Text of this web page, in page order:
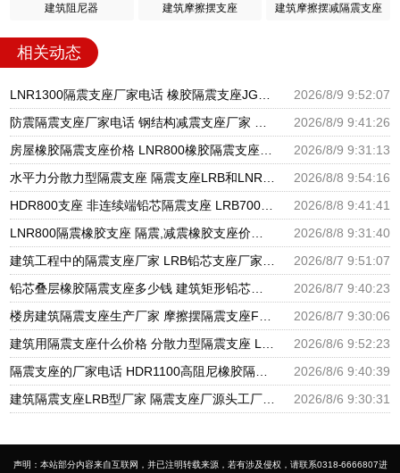
建筑阻尼器 建筑摩擦摆支座 建筑摩擦摆减隔震支座
相关动态
2026/8/9 9:52:07
2026/8/9 9:41:26
2026/8/9 9:31:13
2026/8/8 9:54:16
2026/8/8 9:41:41
2026/8/8 9:31:40
2026/8/7 9:51:07
2026/8/7 9:40:23
2026/8/7 9:30:06
2026/8/6 9:52:23
2026/8/6 9:40:39
2026/8/6 9:30:31
声明：本站部分内容来自互联网，并已注明转载来源，若有涉及侵权，请联系0318-6666807进